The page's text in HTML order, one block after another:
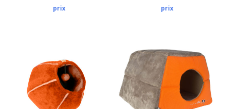
prix
prix